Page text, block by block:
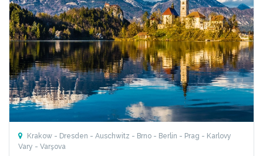
Krakow - Dresden - Auschwitz - Brno - Berlin - Prag - Karlovy
Vary - Varşova